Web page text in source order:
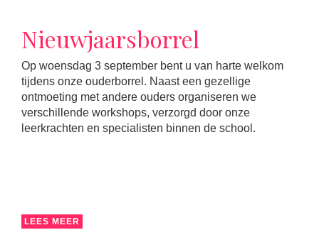
Nieuwjaarsborrel
Op woensdag 3 september bent u van harte welkom
tijdens onze ouderborrel. Naast een gezellige
ontmoeting met andere ouders organiseren we
verschillende workshops, verzorgd door onze
leerkrachten en specialisten binnen de school.
LEES MEER